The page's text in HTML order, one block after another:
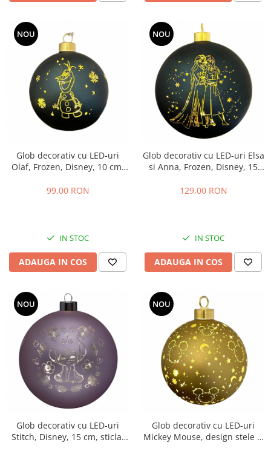
NOU
Glob decorativ cu LED-uri
Olaf, Frozen, Disney, 10 cm,
99,00 RON
IN STOC
ADAUGA IN COS
NOU
Glob decorativ cu LED-uri Elsa
si Anna, Frozen, Disney, 15
129,00 RON
IN STOC
ADAUGA IN COS
NOU
Glob decorativ cu LED-uri
Stitch, Disney, 15 cm, sticla,
NOU
Glob decorativ cu LED-uri
Mickey Mouse, design stele si